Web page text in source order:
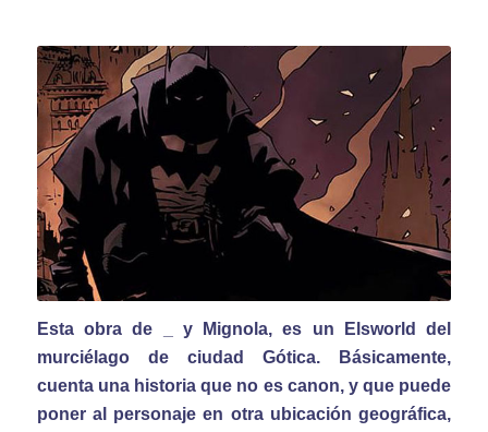
Esta obra de _ y Mignola, es un Elsworld del
murciélago de ciudad Gótica. Básicamente,
cuenta una historia que no es canon, y que puede
poner al personaje en otra ubicación geográfica,